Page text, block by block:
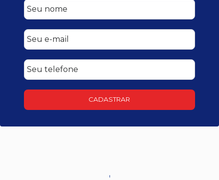
CADASTRAR